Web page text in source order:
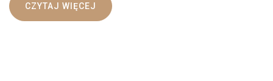
CZYTAJ WIĘCEJ